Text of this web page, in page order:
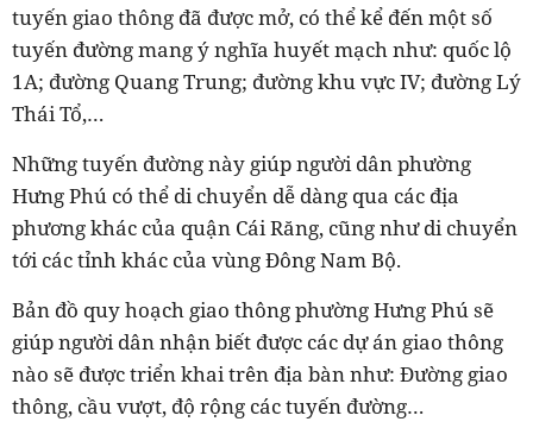
tuyến giao thông đã được mở, có thể kể đến một số
tuyến đường mang ý nghĩa huyết mạch như: quốc lộ
1A; đường Quang Trung; đường khu vực IV; đường Lý
Thái Tổ,…
Những tuyến đường này giúp người dân phường
Hưng Phú có thể di chuyển dễ dàng qua các địa
phương khác của quận Cái Răng, cũng như di chuyển
tới các tỉnh khác của vùng Đông Nam Bộ.
Bản đồ quy hoạch giao thông phường Hưng Phú sẽ
giúp người dân nhận biết được các dự án giao thông
nào sẽ được triển khai trên địa bàn như: Đường giao
thông, cầu vượt, độ rộng các tuyến đường…